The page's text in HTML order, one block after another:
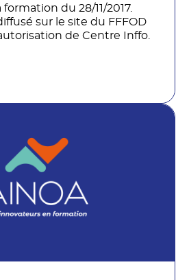
du 28/11/2017.
sur le site du FFFOD
de Centre Inffo.